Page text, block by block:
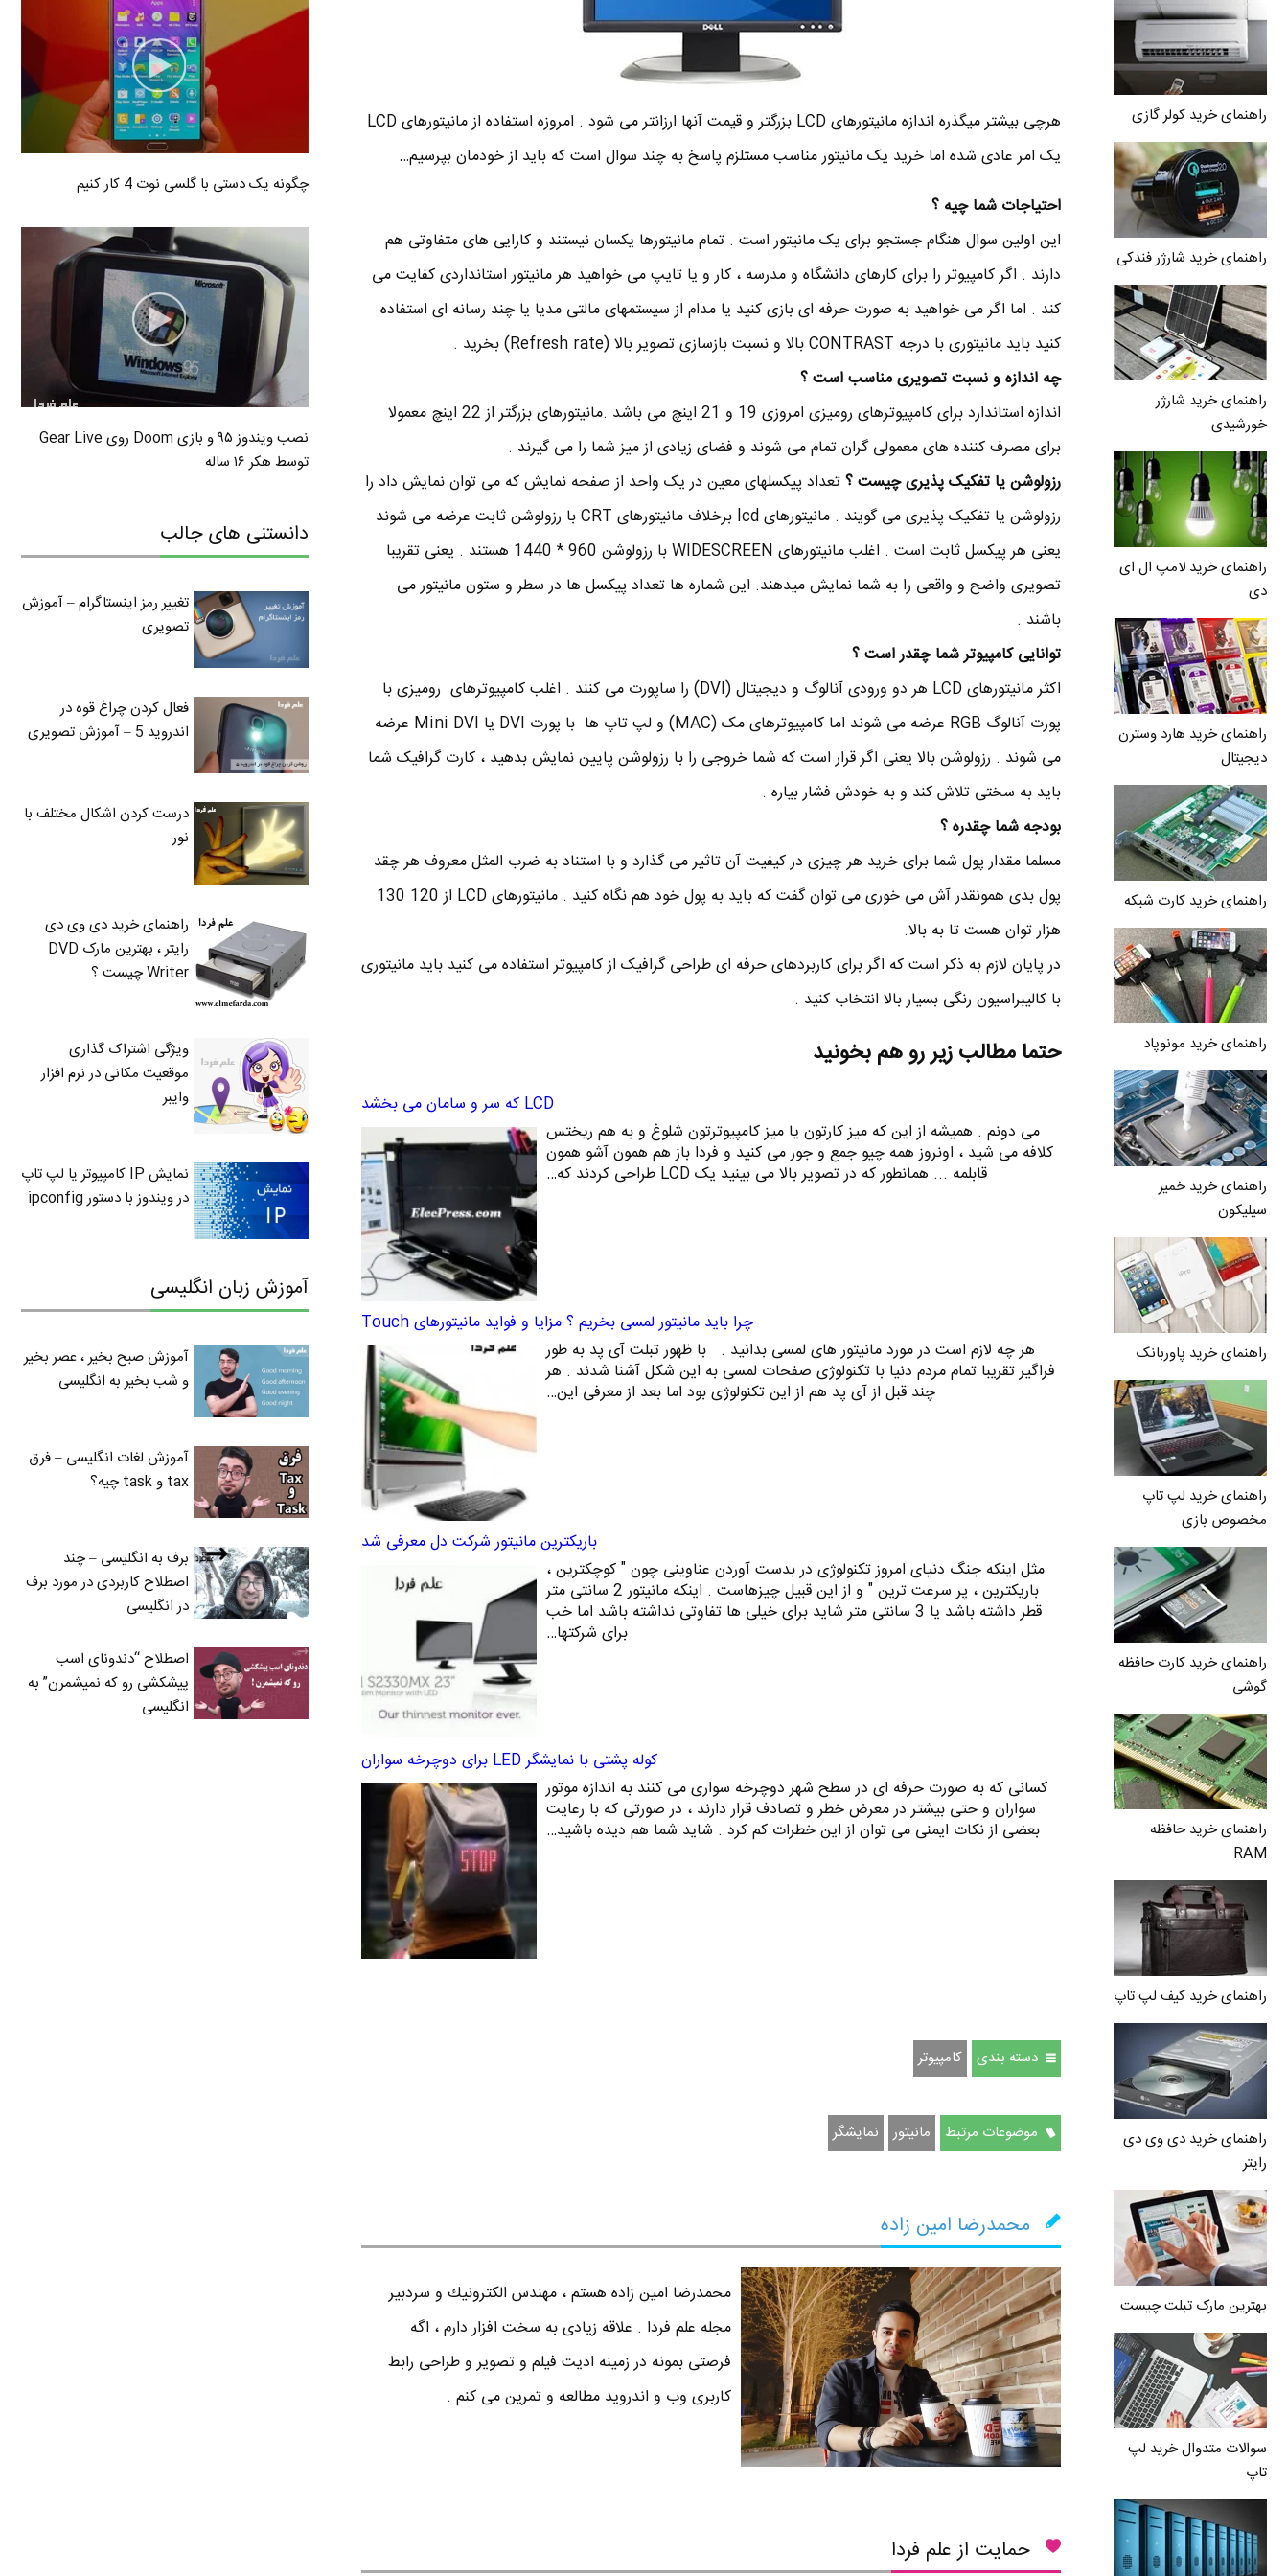
راهنمای خرید کولر گازی
راهنمای خرید شارژر فندکی
راهنمای خرید شارژر
خورشیدی
راهنمای خرید لامپ ال ای
دی
راهنمای خرید هارد وسترن
دیجیتال
راهنمای خرید کارت شبکه
راهنمای خرید مونوپاد
راهنمای خرید خمیر
سیلیکون
راهنمای خرید پاوربانک
راهنمای خرید لپ تاپ
مخصوص بازی
راهنمای خرید کارت حافظه
گوشی
راهنمای خرید حافظه
RAM
راهنمای خرید کیف لپ تاپ
راهنمای خرید دی وی دی
رایتر
بهترین مارک تبلت چیست
سوالات متدوال خرید لپ
تاپ
هرچی بیشتر میگذره اندازه مانیتورهای LCD بزرگتر و قیمت آنها ارزانتر می شود . امروزه استفاده از مانیتورهای LCD
یک امر عادی شده اما خرید یک مانیتور مناسب مستلزم پاسخ به چند سوال است که باید از خودمان بپرسیم…
احتیاجات شما چیه ؟
این اولین سوال هنگام جستجو برای یک مانیتور است . تمام مانیتورها یکسان نیستند و کارایی های متفاوتی هم
دارند . اگر کامپیوتر را برای کارهای دانشگاه و مدرسه ، کار و یا تایپ می خواهید هر مانیتور استانداردی کفایت می
کند . اما اگر می خواهید به صورت حرفه ای بازی کنید یا مدام از سیستمهای مالتی مدیا یا چند رسانه ای استفاده
کنید باید مانیتوری با درجه CONTRAST بالا و نسبت بازسازی تصویر بالا (Refresh rate) بخرید .
چه اندازه و نسبت تصویری مناسب است ؟
اندازه استاندارد برای کامپیوترهای رومیزی امروزی 19 و 21 اینچ می باشد .مانیتورهای بزرگتر از 22 اینچ معمولا
برای مصرف کننده های معمولی گران تمام می شوند و فضای زیادی از میز شما را می گیرند .
رزولوشن یا تفکیک پذیری چیست ؟تعداد پیکسلهای معین در یک واحد از صفحه نمایش که می توان نمایش داد را
رزولوشن یا تفکیک پذیری می گویند . مانیتورهای lcd برخلاف مانیتورهای CRT با رزولوشن ثابت عرضه می شوند
یعنی هر پیکسل ثابت است . اغلب مانیتورهای WIDESCREEN با رزولوشن 960 * 1440 هستند . یعنی تقریبا
تصویری واضح و واقعی را به شما نمایش میدهند. این شماره ها تعداد پیکسل ها در سطر و ستون مانیتور می
باشند .
توانایی کامپیوتر شما چقدر است ؟
اکثر مانیتورهای LCD هر دو ورودی آنالوگ و دیجیتال (DVI) را ساپورت می کنند . اغلب کامپیوترهای رومیزی با
پورت آنالوگ RGB عرضه می شوند اما کامپیوترهای مک (MAC) و لپ تاپ ها با پورت DVI یا Mini DVI عرضه
می شوند . رزولوشن بالا یعنی اگر قرار است که شما خروجی را با رزولوشن پایین نمایش بدهید ، کارت گرافیک شما
باید به سختی تلاش کند و به خودش فشار بیاره .
بودجه شما چقدره ؟
مسلما مقدار پول شما برای خرید هر چیزی در کیفیت آن تاثیر می گذارد و با استناد به ضرب المثل معروف هر چقد
پول بدی همونقدر آش می خوری می توان گفت که باید به پول خود هم نگاه کنید . مانیتورهای LCD از 120 130
هزار توان هست تا به بالا.
در پایان لازم به ذکر است که اگر برای کاربردهای حرفه ای طراحی گرافیک از کامپیوتر استفاده می کنید باید مانیتوری
با کالیبراسیون رنگی بسیار بالا انتخاب کنید .
حتما مطالب زیر رو هم بخونید
LCD که سر و سامان می بخشد
می دونم . همیشه از این که میز کارتون یا میز کامپیوترتون شلوغ و به هم ریختس
کلافه می شید ، اونروز همه چیو جمع و جور می کنید و فردا باز هم همون آشو همون
قابلمه ... همانطور که در تصویر بالا می بینید یک LCD طراحی کردند که…
چرا باید مانیتور لمسی بخریم ؟ مزایا و فواید مانیتورهای Touch
هر چه لازم است در مورد مانیتور های لمسی بدانید . با ظهور تبلت آی پد به طور
فراگیر تقریبا تمام مردم دنیا با تکنولوژی صفحات لمسی به این شکل آشنا شدند . هر
چند قبل از آی پد هم از این تکنولوژی بود اما بعد از معرفی این…
باریکترین مانیتور شرکت دل معرفی شد
مثل اینکه جنگ دنیای امروز تکنولوژی در بدست آوردن عناوینی چون " کوچکترین ،
باریکترین ، پر سرعت ترین " و از این قبیل چیزهاست . اینکه مانیتور 2 سانتی متر
قطر داشته باشد یا 3 سانتی متر شاید برای خیلی ها تفاوتی نداشته باشد اما خب
برای شرکتها…
کوله پشتی با نمایشگر LED برای دوچرخه سواران
کسانی که به صورت حرفه ای در سطح شهر دوچرخه سواری می کنند به اندازه موتور
سواران و حتی بیشتر در معرض خطر و تصادف قرار دارند ، در صورتی که با رعایت
بعضی از نکات ایمنی می توان از این خطرات کم کرد . شاید شما هم دیده باشید…
دسته بندی كامپيوتر
موضوعات مرتبط مانیتور نمایشگر
محمدرضا امین زاده
محمدرضا امين زاده هستم ، مهندس الكترونيك و سردبير
مجله علم فردا . علاقه زیادی به سخت افزار دارم ، اگه
فرصتی بمونه در زمینه ادیت فیلم و تصویر و طراحی رابط
کاربری وب و اندروید مطالعه و تمرین می کنم .
حمایت از علم فردا
چگونه یک دستی با گلسی نوت 4 کار کنیم
نصب ویندوز ۹۵ و بازی Doom روی Gear Live
توسط هکر ۱۶ ساله
دانستنی های جالب
تغییر رمز اینستاگرام – آموزش
تصویری
فعال کردن چراغ قوه در
اندروید 5 – آموزش تصویری
درست کردن اشکال مختلف با
نور
راهنمای خرید دی وی دی
رایتر ، بهترین مارک DVD
Writer چیست ؟
ویژگی اشتراک گذاری
موقعیت مکانی در نرم افزار
وایبر
نمایش IP کامپیوتر یا لپ تاپ
در ویندوز با دستور ipconfig
آموزش زبان انگلیسی
آموزش صبح بخیر ، عصر بخیر
و شب بخیر به انگلیسی
آموزش لغات انگلیسی – فرق
tax و task چیه؟
برف به انگلیسی – چند
اصطلاح کاربردی در مورد برف
در انگلیسی
اصطلاح “دندونای اسب
پیشکشی رو که نمیشمرن” به
انگلیسی